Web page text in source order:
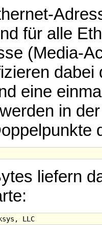
für alle
(Media-
eine
in
liefern